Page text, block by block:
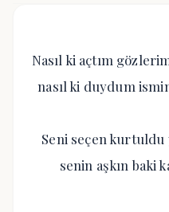
Nasıl ki açtım
nasıl ki duydum
Seni seçen kurtuldu
senin aşkın baki